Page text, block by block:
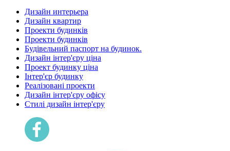
Дизайн интерьера
Дизайн квартир
Проекти будинків
Проекти будинків
Будівельний паспорт на будинок.
Дизайн інтер'єру ціна
Проект будинку ціна
Інтер'єр будинку
Реалізовані проекти
Дизайн інтер'єру офісу
Cтилі дизайн інтер'єру